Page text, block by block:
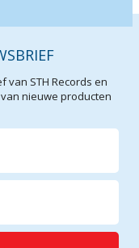
van STH Records en
nieuwe producten